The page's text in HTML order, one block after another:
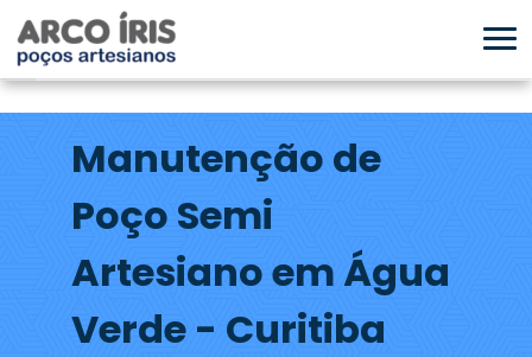
Manutenção de
Poço Semi
Artesiano em Água
Verde - Curitiba